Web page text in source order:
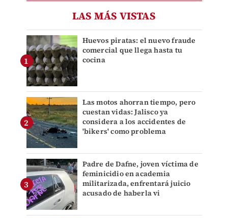
LAS MÁS VISTAS
Huevos piratas: el nuevo fraude
comercial que llega hasta tu
cocina
Las motos ahorran tiempo, pero
cuestan vidas: Jalisco ya
considera a los accidentes de
'bikers' como problema
Padre de Dafne, joven víctima de
feminicidio en academia
militarizada, enfrentará juicio
acusado de haberla vi